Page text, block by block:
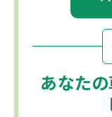
あなた